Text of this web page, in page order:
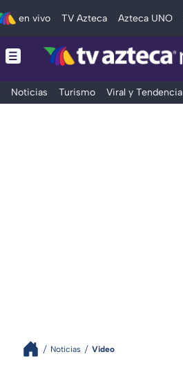
en vivo TV Azteca Azteca UNO
Noticias Turismo Viral y Tendencia
Noticias Video